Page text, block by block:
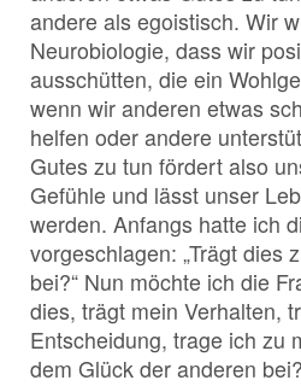
andere als egoistisch. Wir
Neurobiologie, dass wir
ausschütten, die ein
wenn wir anderen etwas
helfen oder andere
Gutes zu tun fördert also
Gefühle und lässt unser
werden. Anfangs hatte ich
vorgeschlagen: „Trägt dies
bei?“ Nun möchte ich die
dies, trägt mein Verhalten,
Entscheidung, trage ich zu
dem Glück der anderen